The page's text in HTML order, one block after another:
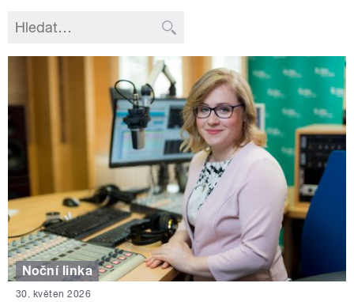
Noční linka
30. květen 2026